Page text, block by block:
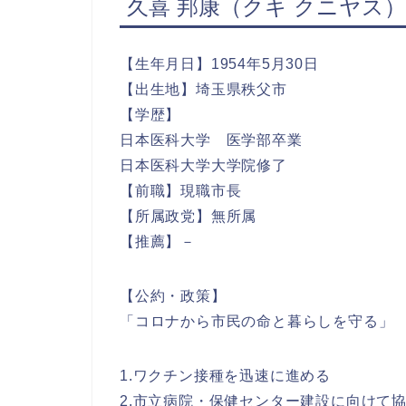
久喜 邦康（クキ クニヤス
【生年月日】1954年5月30日
【出生地】埼玉県秩父市
【学歴】
日本医科大学 医学部卒業
日本医科大学大学院修了
【前職】現職市長
【所属政党】無所属
【推薦】－
【公約・政策】
「コロナから市民の命と暮らしを守る」
1.ワクチン接種を迅速に進める
2.市立病院・保健センター建設に向けて